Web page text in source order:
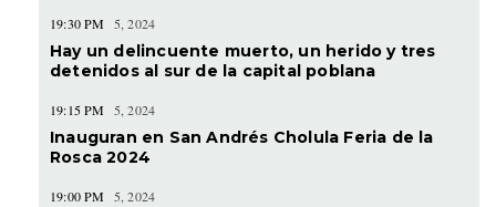
19:30 PM 5, 2024
Hay un delincuente muerto, un herido y tres
detenidos al sur de la capital poblana
19:15 PM 5, 2024
Inauguran en San Andrés Cholula Feria de la
Rosca 2024
19:00 PM 5, 2024